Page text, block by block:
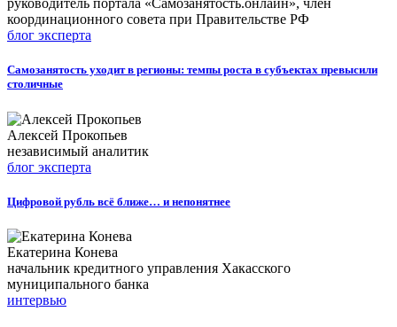
руководитель портала «Самозанятость.онлайн», член
координационного совета при Правительстве РФ
блог эксперта
Самозанятость уходит в регионы: темпы роста в субъектах превысили
столичные
Алексей Прокопьев
независимый аналитик
блог эксперта
Цифровой рубль всё ближе… и непонятнее
Екатерина Конева
начальник кредитного управления Хакасского
муниципального банка
интервью